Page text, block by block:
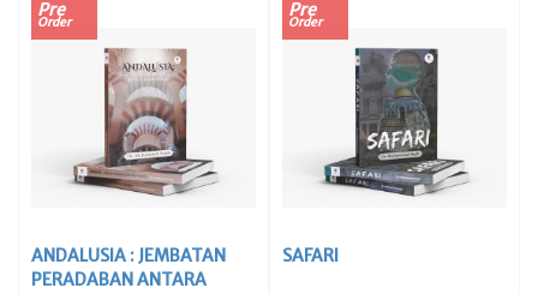
Pre
Order
ANDALUSIA : JEMBATAN
PERADABAN ANTARA
Pre
Order
SAFARI